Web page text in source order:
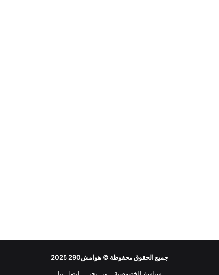
جميع الحقوق محفوظة © هوامش290
سياسة الخصوصية
من نحن اتصل بنا